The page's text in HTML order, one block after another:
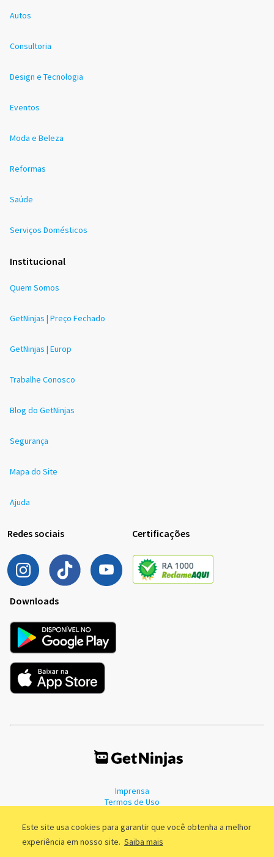
Este site usa cookies para garantir que você obtenha a melhor
experiência em nosso site. Saiba mais
Autos
Consultoria
Design e Tecnologia
Eventos
Moda e Beleza
Reformas
Saúde
Serviços Domésticos
Institucional
Quem Somos
GetNinjas | Preço Fechado
GetNinjas | Europ
Trabalhe Conosco
Blog do GetNinjas
Segurança
Mapa do Site
Ajuda
Redes sociais Certificações
Downloads
Imprensa
Termos de Uso